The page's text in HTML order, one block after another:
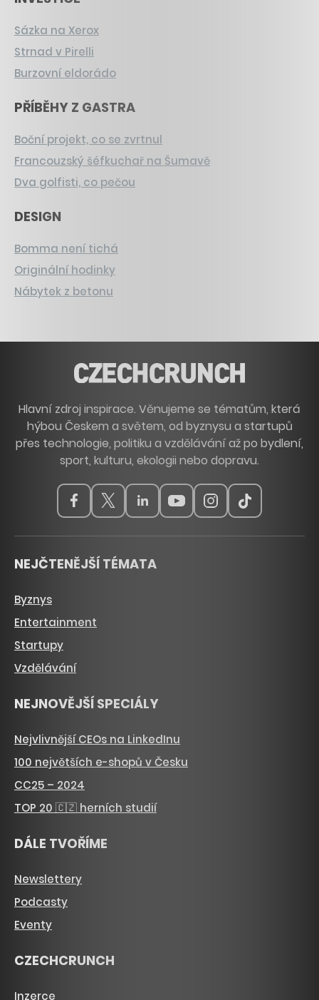
Sázka na Xerox
Strnad v Pirelli
Burzovní eldorádo
PŘÍBĚHY Z GASTRA
Boční projekt, co se zvrtnul
Francouzský šéfkuchař na Šumavě
Dva golfisti, co pečou
DESIGN
Bomma není tichá
Originální hodinky
Nábytek z betonu
Hlavní zdroj inspirace. Věnujeme se tématům, která
hýbou Českem a světem, od byznysu a startupů
přes technologie, politiku a vzdělávání až po bydlení,
sport, kulturu, ekologii nebo dopravu.
NEJČTENĚJŠÍ TÉMATA
Byznys
Entertainment
Startupy
Vzdělávání
NEJNOVĚJŠÍ SPECIÁLY
Nejvlivnější CEOs na LinkedInu
100 největších e-shopů v Česku
CC25 – 2024
TOP 20 🇨🇿 herních studií
DÁLE TVOŘÍME
Newslettery
Podcasty
Eventy
CZECHCRUNCH
Inzerce